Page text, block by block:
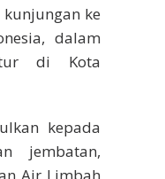
kunjungan ke
dalam
di Kota
kepada
jembatan,